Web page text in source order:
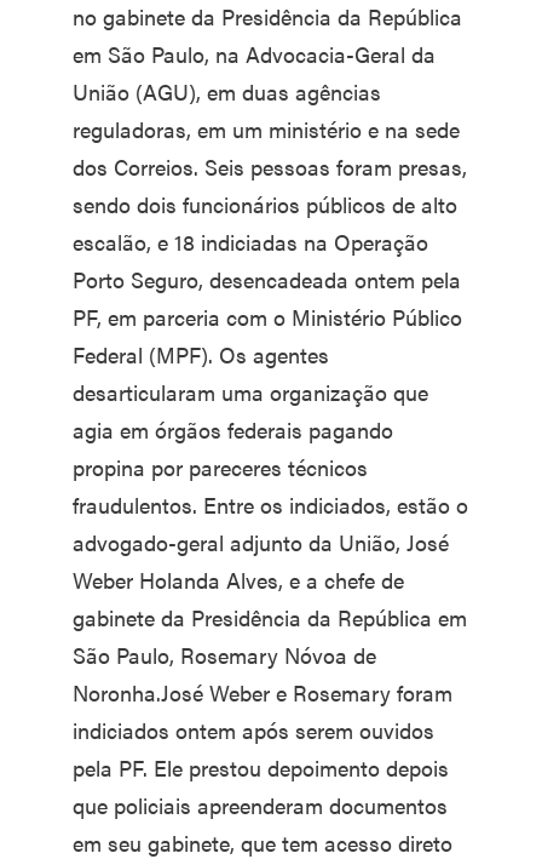
no gabinete da Presidência da República
em São Paulo, na Advocacia-Geral da
União (AGU), em duas agências
reguladoras, em um ministério e na sede
dos Correios. Seis pessoas foram presas,
sendo dois funcionários públicos de alto
escalão, e 18 indiciadas na Operação
Porto Seguro, desencadeada ontem pela
PF, em parceria com o Ministério Público
Federal (MPF). Os agentes
desarticularam uma organização que
agia em órgãos federais pagando
propina por pareceres técnicos
fraudulentos. Entre os indiciados, estão o
advogado-geral adjunto da União, José
Weber Holanda Alves, e a chefe de
gabinete da Presidência da República em
São Paulo, Rosemary Nóvoa de
Noronha.José Weber e Rosemary foram
indiciados ontem após serem ouvidos
pela PF. Ele prestou depoimento depois
que policiais apreenderam documentos
em seu gabinete, que tem acesso direto